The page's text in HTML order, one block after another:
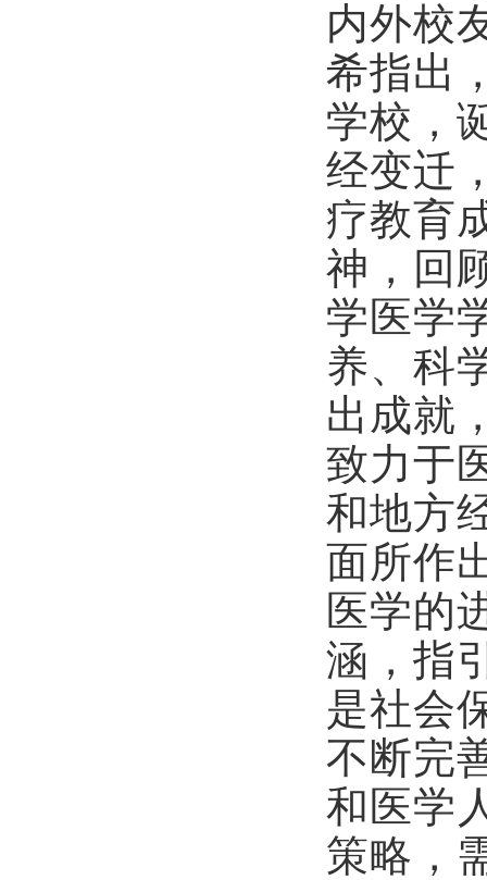
内外校
希指出
学校，
经变迁
疗教育
神，回
学医学
养、科
出成就
致力于
和地方
面所作
医学的
涵，指
是社会
不断完
和医学
策略，